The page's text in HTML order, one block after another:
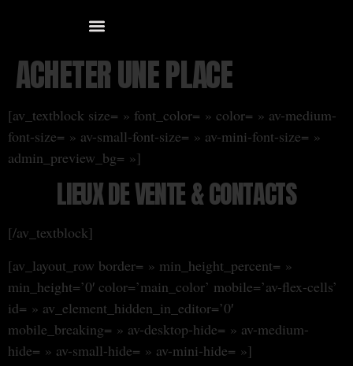
ACHETER UNE PLACE
[av_textblock size= » font_color= » color= » av-medium-
font-size= » av-small-font-size= » av-mini-font-size= »
admin_preview_bg= »]
LIEUX DE VENTE & CONTACTS
[/av_textblock]
[av_layout_row border= » min_height_percent= »
min_height=’0′ color=’main_color’ mobile=’av-flex-cells’
id= » av_element_hidden_in_editor=’0′
mobile_breaking= » av-desktop-hide= » av-medium-
hide= » av-small-hide= » av-mini-hide= »]